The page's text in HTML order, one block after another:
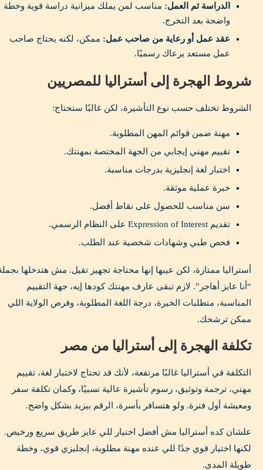
الدراسة ثم العمل: مناسب لمن يملك ميزانية دراسة قوية وخطة
واضحة بعد التخرج.
عقد عمل أو رعاية من صاحب عمل: ممكن، لكنه يحتاج صاحب
عمل مستعد يرعاك رسميًا.
شروط الهجرة إلى أستراليا للمصريين
الشروط تختلف حسب نوع التأشيرة، لكن غالبًا ستحتاج:
مهنة ضمن قوائم المهن المطلوبة.
تقييم مهني إيجابي من الجهة المختصة بمهنتك.
اختبار لغة إنجليزية بدرجات مناسبة.
خبرة عملية موثقة.
سن مناسب للحصول على نقاط أفضل.
تقديم Expression of Interest على النظام الرسمي.
فحص طبي وشهادات شخصية عند الطلب.
أستراليا ممتازة، لكن عيبها إنها محتاجة تجهيز تقيل. مش هتدخلها
“أنا عايز أهاجر”. لازم تبقى عارف مهنتك كودها إيه، جهة التقييم
المناسبة، متطلبات الخبرة، درجة اللغة المطلوبة، وفرص الولاية اللي
ممكن ترشحك.
تكلفة الهجرة إلى أستراليا من مصر
التكلفة في أستراليا غالبًا مرتفعة، لأنك قد تحتاج لاختبار لغة، تقييم
مهني، ترجمة وتوثيق، رسوم تأشيرة عالية نسبيًا، وكمان تكلفة سفر
ومعيشة أول فترة. ولو هتسافر بأسرة، الرقم بيزيد بشكل واضح.
علشان كده أستراليا مش أفضل اختيار للي عايز طريق سريع ورخيص.
لكنها اختيار قوي جدًا للي عنده مهنة مطلوبة، إنجليزي قوي، وخطة
طويلة المدى.